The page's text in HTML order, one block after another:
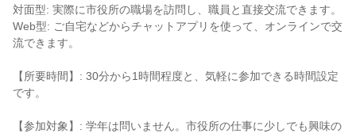
対面型: 実際に市役所の職場を訪問し、職員と直接交流できます。
Web型: ご自宅などからチャットアプリを使って、オンラインで交
流できます。
【所要時間】: 30分から1時間程度と、気軽に参加できる時間設定
です。
【参加対象】: 学年は問いません。市役所の仕事に少しでも興味の